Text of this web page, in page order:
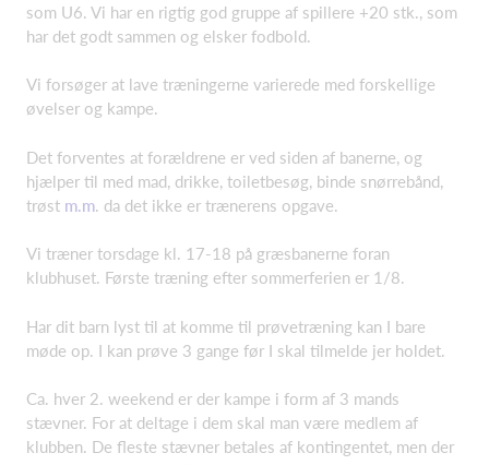
som U6. Vi har en rigtig god gruppe af spillere +20 stk., som
har det godt sammen og elsker fodbold.
Vi forsøger at lave træningerne varierede med forskellige
øvelser og kampe.
Det forventes at forældrene er ved siden af banerne, og
hjælper til med mad, drikke, toiletbesøg, binde snørrebånd,
trøst m.m . da det ikke er trænerens opgave.
Vi træner torsdage kl. 17-18 på græsbanerne foran
klubhuset. Første træning efter sommerferien er 1/8.
Har dit barn lyst til at komme til prøvetræning kan I bare
møde op. I kan prøve 3 gange før I skal tilmelde jer holdet.
Ca. hver 2. weekend er der kampe i form af 3 mands
stævner. For at deltage i dem skal man være medlem af
klubben. De fleste stævner betales af kontingentet, men der